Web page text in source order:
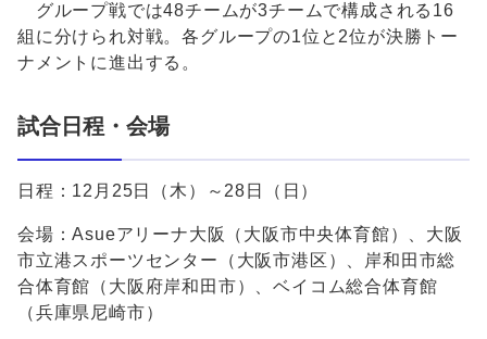
グループ戦では48チームが3チームで構成される16
組に分けられ対戦。各グループの1位と2位が決勝トー
ナメントに進出する。
試合日程・会場
日程：12月25日（木）～28日（日）
会場：Asueアリーナ大阪（大阪市中央体育館）、大阪
市立港スポーツセンター（大阪市港区）、岸和田市総
合体育館（大阪府岸和田市）、ベイコム総合体育館
（兵庫県尼崎市）